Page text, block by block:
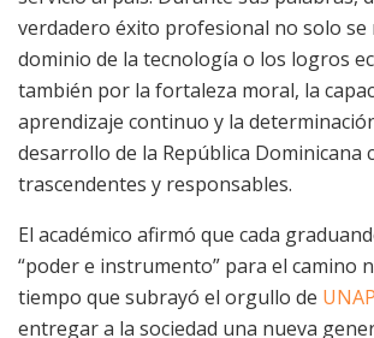
verdadero éxito profesional no solo se
dominio de la tecnología o los logros
también por la fortaleza moral, la
aprendizaje continuo y la
desarrollo de la República Dominicana
trascendentes y responsables.
El académico afirmó que cada
“poder e instrumento” para el camino
tiempo que subrayó el orgullo de
entregar a la sociedad una nueva